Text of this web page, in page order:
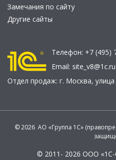
Замечания по сайту
Другие сайты
Телефон: +7 (495)
Email: site_v8@1c.ru
Отдел продаж: г. Москва,
© 2026 АО «Группа 1С»
© 2011- 2026 ООО